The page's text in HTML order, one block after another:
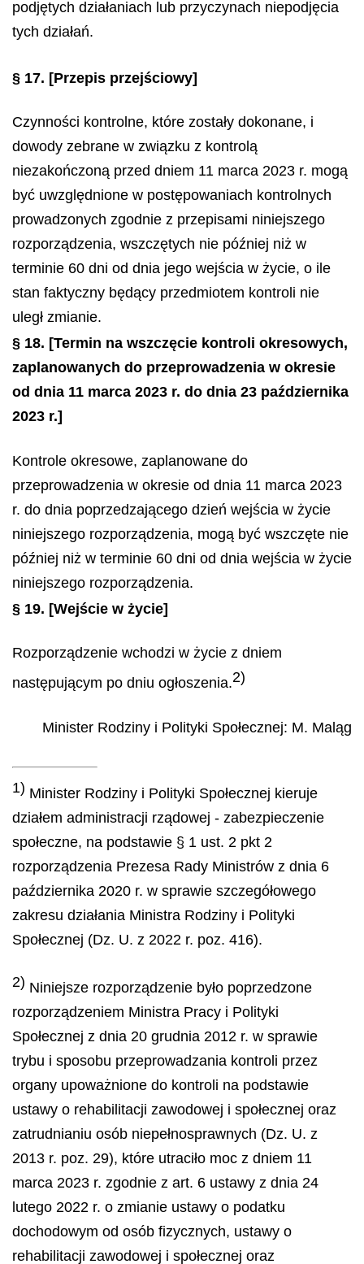
podjętych działaniach lub przyczynach niepodjęcia
tych działań.
§ 17. [Przepis przejściowy]
Czynności kontrolne, które zostały dokonane, i
dowody zebrane w związku z kontrolą
niezakończoną przed dniem 11 marca 2023 r. mogą
być uwzględnione w postępowaniach kontrolnych
prowadzonych zgodnie z przepisami niniejszego
rozporządzenia, wszczętych nie później niż w
terminie 60 dni od dnia jego wejścia w życie, o ile
stan faktyczny będący przedmiotem kontroli nie
uległ zmianie.
§ 18. [Termin na wszczęcie kontroli okresowych,
zaplanowanych do przeprowadzenia w okresie
od dnia 11 marca 2023 r. do dnia 23 października
2023 r.]
Kontrole okresowe, zaplanowane do
przeprowadzenia w okresie od dnia 11 marca 2023
r. do dnia poprzedzającego dzień wejścia w życie
niniejszego rozporządzenia, mogą być wszczęte nie
później niż w terminie 60 dni od dnia wejścia w życie
niniejszego rozporządzenia.
§ 19. [Wejście w życie]
Rozporządzenie wchodzi w życie z dniem
następującym po dniu ogłoszenia.2)
Minister Rodziny i Polityki Społecznej: M. Maląg
1) Minister Rodziny i Polityki Społecznej kieruje
działem administracji rządowej - zabezpieczenie
społeczne, na podstawie § 1 ust. 2 pkt 2
rozporządzenia Prezesa Rady Ministrów z dnia 6
października 2020 r. w sprawie szczegółowego
zakresu działania Ministra Rodziny i Polityki
Społecznej (Dz. U. z 2022 r. poz. 416).
2) Niniejsze rozporządzenie było poprzedzone
rozporządzeniem Ministra Pracy i Polityki
Społecznej z dnia 20 grudnia 2012 r. w sprawie
trybu i sposobu przeprowadzania kontroli przez
organy upoważnione do kontroli na podstawie
ustawy o rehabilitacji zawodowej i społecznej oraz
zatrudnianiu osób niepełnosprawnych (Dz. U. z
2013 r. poz. 29), które utraciło moc z dniem 11
marca 2023 r. zgodnie z art. 6 ustawy z dnia 24
lutego 2022 r. o zmianie ustawy o podatku
dochodowym od osób fizycznych, ustawy o
rehabilitacji zawodowej i społecznej oraz